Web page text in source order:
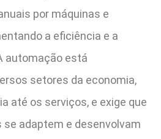
por máquinas e
a eficiência e a
automação está
setores da economia,
até os serviços, e exige que
se adaptem e desenvolvam